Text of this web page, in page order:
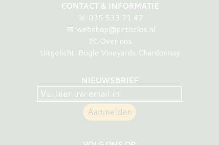
CONTACT & INFORMATIE
☏ 035 533 71 47
✉ webshop@petitclos.nl
Over ons
Uitgelicht: Bogle Vineyards Chardonnay
NIEUWSBRIEF